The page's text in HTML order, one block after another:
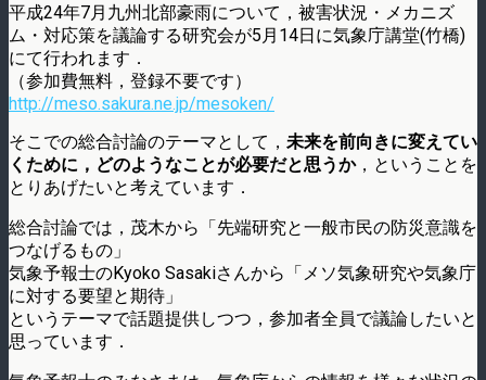
平成24年7月九州北部豪雨について，被害状況・メカニズ
ム・対応策を議論する研究会が5月14日に気象庁講堂(竹橋)
にて行われます．
（参加費無料，登録不要です）
http://meso.sakura.ne.jp/mesoken/
そこでの総合討論のテーマとして， 未来を前向きに変えてい
くために，どのようなことが必要だと思うか，ということを
とりあげたいと考えています．
総合討論では，茂木から「先端研究と一般市民の防災意識を
つなげるもの」
気象予報士のKyoko Sasakiさんから「メソ気象研究や気象庁
に対する要望と期待」
というテーマで話題提供しつつ，参加者全員で議論したいと
思っています．